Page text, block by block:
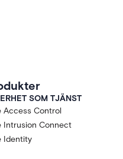
SOM TJÄNST
Access Control
Intrusion Connect
Identity